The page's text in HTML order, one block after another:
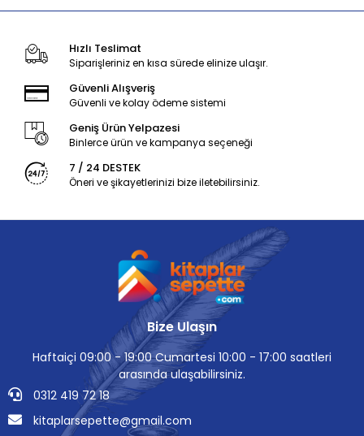
Hızlı Teslimat
Siparişleriniz en kısa sürede elinize ulaşır.
Güvenli Alışveriş
Güvenli ve kolay ödeme sistemi
Geniş Ürün Yelpazesi
Binlerce ürün ve kampanya seçeneği
7 / 24 DESTEK
Öneri ve şikayetlerinizi bize iletebilirsiniz.
Bize Ulaşın
Haftaiçi 09:00 - 19:00 Cumartesi 10:00 - 17:00 saatleri
arasında ulaşabilirsiniz.
0312 419 72 18
kitaplarsepette@gmail.com